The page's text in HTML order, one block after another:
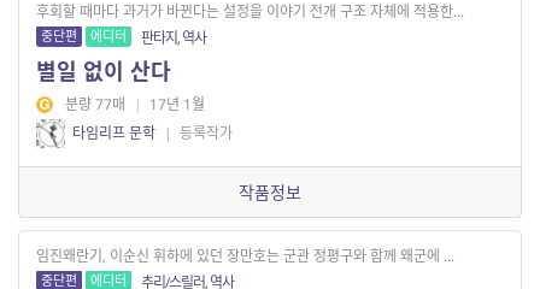
후회할 때마다 과거가 바뀐다는 설정을 이야기 전개 구조 자체에 적용한...
중단편 에디터 판타지, 역사
별일 없이 산다
분량 77매 | 17년 1월
타임리프 문학 | 등록작가
작품정보
임진왜란기, 이순신 휘하에 있던 장만호는 군관 정평구와 함께 왜군에 ...
중단편 에디터 추리/스릴러, 역사